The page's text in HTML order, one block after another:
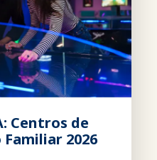
Centros de
2026